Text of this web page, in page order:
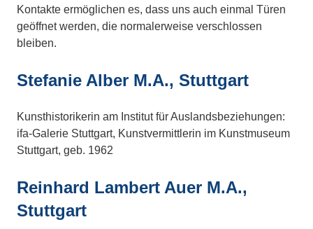
Kontakte ermöglichen es, dass uns auch einmal Türen
geöffnet werden, die normalerweise verschlossen
bleiben.
Stefanie Alber M.A., Stuttgart
Kunsthistorikerin am Institut für Auslandsbeziehungen:
ifa-Galerie Stuttgart, Kunstvermittlerin im Kunstmuseum
Stuttgart, geb. 1962
Reinhard Lambert Auer M.A.,
Stuttgart